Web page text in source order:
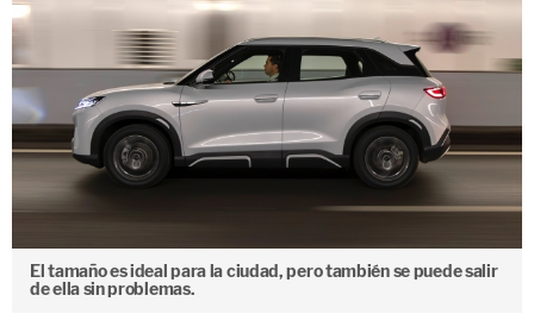
El tamaño es ideal para la ciudad, pero también se puede salir
de ella sin problemas.